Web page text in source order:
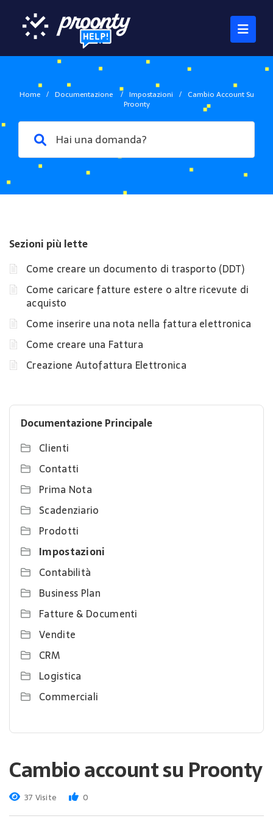
Home / Documentazione / Impostazioni / Cambio Account Su
Proonty
Sezioni più lette
Come creare un documento di trasporto (DDT)
Come caricare fatture estere o altre ricevute di
acquisto
Come inserire una nota nella fattura elettronica
Come creare una Fattura
Creazione Autofattura Elettronica
Documentazione Principale
Clienti
Contatti
Prima Nota
Scadenziario
Prodotti
Impostazioni
Contabilità
Business Plan
Fatture & Documenti
Vendite
CRM
Logistica
Commerciali
Cambio account su Proonty
37 Visite 0